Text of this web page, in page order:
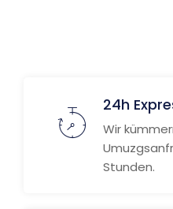
24h
Wir
Stunden.